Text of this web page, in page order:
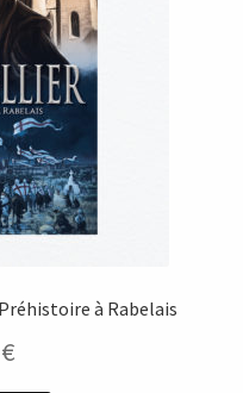
à Rabelais
€